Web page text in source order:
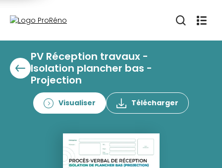
PV Réception travaux -
Isolation plancher bas -
Projection
Visualiser Télécharger